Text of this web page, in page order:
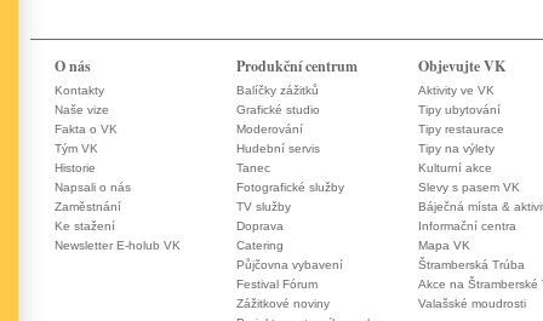
O nás
Kontakty
Naše vize
Fakta o VK
Tým VK
Historie
Napsali o nás
Zaměstnání
Ke stažení
Newsletter E-holub VK
Produkční centrum
Balíčky zážitků
Grafické studio
Moderování
Hudební servis
Tanec
Fotografické služby
TV služby
Doprava
Catering
Půjčovna vybavení
Festival Fórum
Zážitkové noviny
Objevujte VK
Aktivity ve VK
Tipy ubytování
Tipy restaurace
Tipy na výlety
Kulturní akce
Slevy s pasem VK
Báječná místa &
Informační centra
Mapa VK
Štramberská Trúba
Akce na Štramberské
Valašské moudrosti